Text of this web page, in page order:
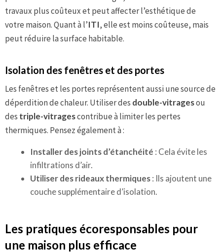
travaux plus coûteux et peut affecter l’esthétique de
votre maison. Quant à l’ITI, elle est moins coûteuse, mais
peut réduire la surface habitable.
Isolation des fenêtres et des portes
Les fenêtres et les portes représentent aussi une source de
déperdition de chaleur. Utiliser des double-vitragesou
des triple-vitragescontribue à limiter les pertes
thermiques. Pensez également à :
Installer des joints d’étanchéité : Cela évite les
infiltrations d’air.
Utiliser des rideaux thermiques: Ils ajoutent une
couche supplémentaire d’isolation.
Les pratiques écoresponsables pour
une maison plus efficace